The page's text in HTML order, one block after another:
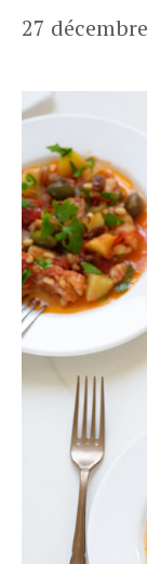
27